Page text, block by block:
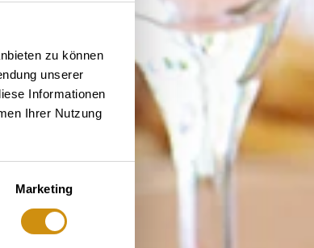
zu können
unserer
Informationen
Ihrer Nutzung
Marketing